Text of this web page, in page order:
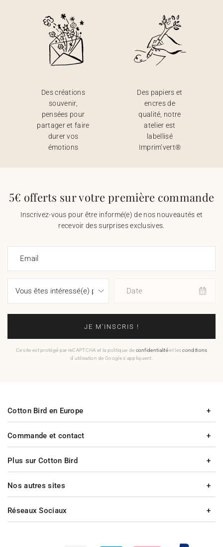
Des créations
souvenir,
pensées pour
partager et faire
durer vos
émotions
Des papiers et
encres de
qualité, notre
atelier est
labellisé
Imprim’vert®
5€ offerts sur votre première commande
Inscrivez-vous pour être informé(e) de nos nouveautés et
recevoir des surprises exclusives.
Email
Date
JE M'INSCRIS !
Ce site est protégé par reCAPTCHA et la politique de confidentialitéet lesconditions
d'utilisation de Google s'appliquent.
Commande et contact
Plus sur Cotton Bird
Cotton Bird en Europe
Nos autres sites
Réseaux Sociaux